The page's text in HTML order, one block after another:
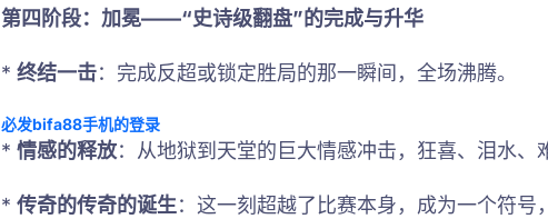
第四阶段：加冕——“史诗级翻盘”的完成与升华
* 终结一击：完成反超或锁定胜局的那一瞬间，全场沸腾。
必发bifa88手机的登录
* 情感的释放：从地狱到天堂的巨大情感冲击，狂喜、泪水、
* 传奇的传奇的诞生：这一刻超越了比赛本身，成为一个符